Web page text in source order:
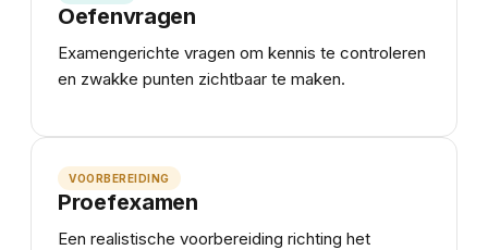
Oefenvragen
Examengerichte vragen om kennis te controleren
en zwakke punten zichtbaar te maken.
VOORBEREIDING
Proefexamen
Een realistische voorbereiding richting het